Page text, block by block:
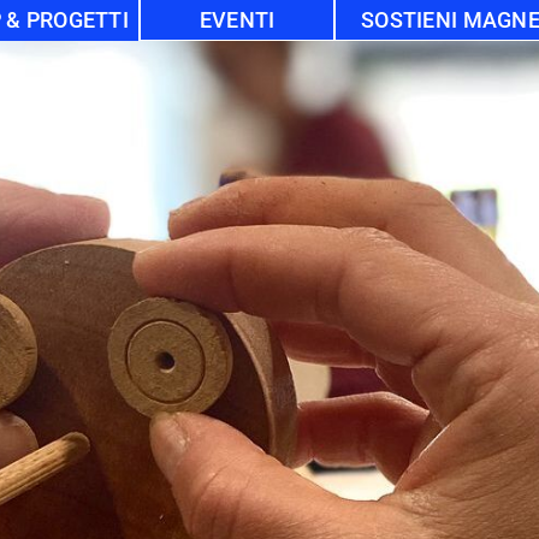
PROGETTI EVENTI SOSTIENI